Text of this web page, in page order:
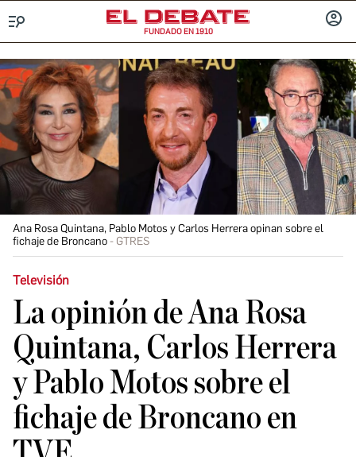
FUNDADO EN 1910
Ana Rosa Quintana, Pablo Motos y Carlos Herrera opinan sobre el
fichaje de Broncano
GTRES
Televisión
La opinión de Ana Rosa
Quintana, Carlos Herrera
y Pablo Motos sobre el
fichaje de Broncano en